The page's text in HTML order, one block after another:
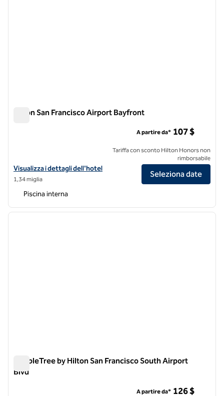
Hilton San Francisco Airport Bayfront
Visualizza i dettagli dell'hotel per l'Hilton San Francisco Airport
Visualizza i dettagli dell'hotel
1,34 miglia
A partire da* 107 $
Tariffa con sconto Hilton Honors non
rimborsabile
Seleziona date
Piscina interna
1 di 12
DoubleTree by Hilton San Francisco South Airport
Blvd
A partire da* 126 $